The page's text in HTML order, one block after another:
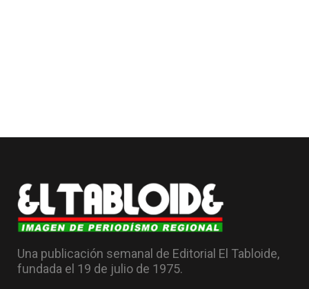
Una publicación semanal de Editorial El Tabloide,
fundada el 19 de julio de 1975.